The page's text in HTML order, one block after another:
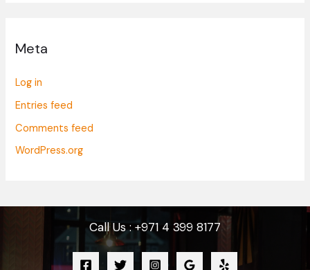
Meta
Log in
Entries feed
Comments feed
WordPress.org
Call Us : +971 4 399 8177